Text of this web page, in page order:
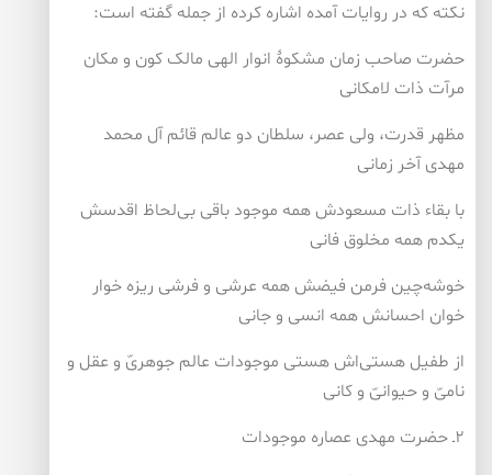
نکته که در روایات آمده اشاره کرده از جمله گفته است:
حضرت صاحب زمان مشکوۀ انوار الهی مالک کون و مکان
مرآت ذات لامکانی
مظهر قدرت، ولی عصر، سلطان دو عالم قائم آل محمد
مهدی آخر زمانی
با بقاء ذات مسعودش همه موجود باقی بی‌لحاظ اقدسش
یکدم همه مخلوق فانی
خوشه‌چین فرمن فیضش همه عرشی و فرشی ریزه خوار
خوان احسانش همه انسی و جانی
از طفیل هستی‌اش هستی موجودات عالم جوهریّ و عقل و
نامیّ و حیوانیّ و کانی
۲ـ حضرت مهدی عصاره موجودات